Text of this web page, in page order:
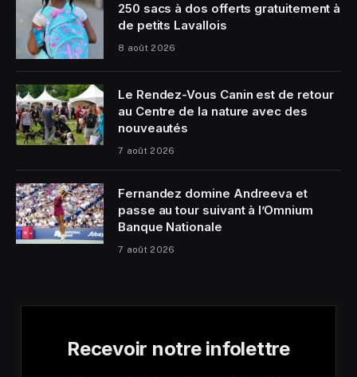
250 sacs à dos offerts gratuitement à
de petits Lavallois
8 août 2026
Le Rendez-Vous Canin est de retour
au Centre de la nature avec des
nouveautés
7 août 2026
Fernandez domine Andreeva et
passe au tour suivant à l’Omnium
Banque Nationale
7 août 2026
Recevoir notre infolettre